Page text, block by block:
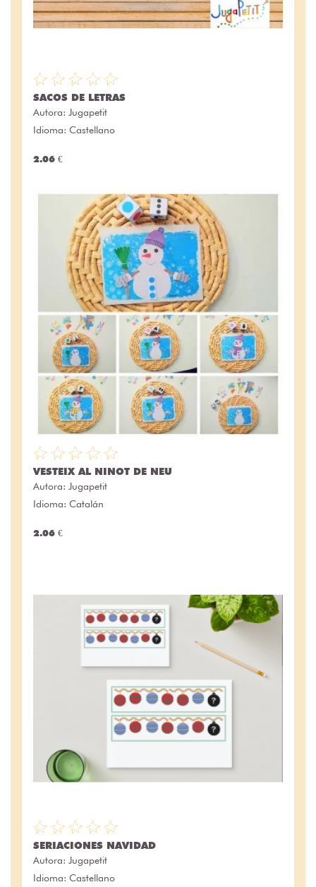
SACOS DE LETRAS
Autora: Jugapetit
Idioma: Castellano
2.06 €
VESTEIX AL NINOT DE NEU
Autora: Jugapetit
Idioma: Catalán
2.06 €
SERIACIONES NAVIDAD
Autora: Jugapetit
Idioma: Castellano